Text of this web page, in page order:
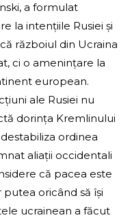
a formulat
la intențiile Rusiei și
războiul din Ucraina
ci o amenințare la
european.
ale Rusiei nu
dorința Kremlinului
ordinea
aliații occidentali
că pacea este
oricând să își
ucrainean a făcut